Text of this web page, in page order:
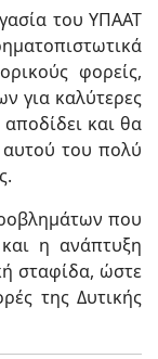
του ΥΠΑΑΤ
φορείς,
για καλύτερες
αποδίδει και θα
αυτού του πολύ
που
η ανάπτυξη
σταφίδα, ώστε
της Δυτικής